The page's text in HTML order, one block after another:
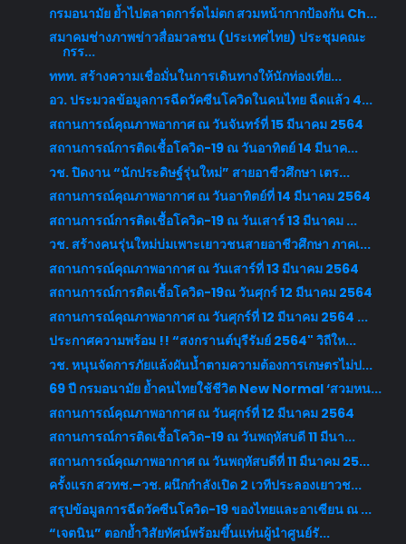
กรมอนามัย ย้ำไปตลาดการ์ดไม่ตก สวมหน้ากากป้องกัน Ch...
สมาคมช่างภาพข่าวสื่อมวลชน (ประเทศไทย) ประชุมคณะ
กรร...
ททท. สร้างความเชื่อมั่นในการเดินทางให้นักท่องเที่ย...
อว. ประมวลข้อมูลการฉีดวัคซีนโควิดในคนไทย ฉีดแล้ว 4...
สถานการณ์คุณภาพอากาศ ณ วันจันทร์ที่ 15 มีนาคม 2564
สถานการณ์การติดเชื้อโควิด-19 ณ วันอาทิตย์ 14 มีนาค...
วช. ปิดงาน “นักประดิษฐ์รุ่นใหม่” สายอาชีวศึกษา เตร...
สถานการณ์คุณภาพอากาศ ณ วันอาทิตย์ที่ 14 มีนาคม 2564
สถานการณ์การติดเชื้อโควิด-19 ณ วันเสาร์ 13 มีนาคม ...
วช. สร้างคนรุ่นใหม่บ่มเพาะเยาวชนสายอาชีวศึกษา ภาคเ...
สถานการณ์คุณภาพอากาศ ณ วันเสาร์ที่ 13 มีนาคม 2564
สถานการณ์การติดเชื้อโควิด-19ณ วันศุกร์ 12 มีนาคม 2564
สถานการณ์คุณภาพอากาศ ณ วันศุกร์ที่ 12 มีนาคม 2564 ...
ประกาศความพร้อม !! “สงกรานต์บุรีรัมย์ 2564" วิถีให...
วช. หนุนจัดการภัยแล้งผันน้ำตามความต้องการเกษตรไม่ป...
69 ปี กรมอนามัย ย้ำคนไทยใช้ชีวิต New Normal ‘สวมหน...
สถานการณ์คุณภาพอากาศ ณ วันศุกร์ที่ 12 มีนาคม 2564
สถานการณ์การติดเชื้อโควิด-19 ณ วันพฤหัสบดี 11 มีนา...
สถานการณ์คุณภาพอากาศ ณ วันพฤหัสบดีที่ 11 มีนาคม 25...
ครั้งแรก สวทช.–วช. ผนึกกำลังเปิด 2 เวทีประลองเยาวช...
สรุปข้อมูลการฉีดวัคซีนโควิด-19 ของไทยและอาเซียน ณ ...
“เจตนิน” ตอกย้ำวิสัยทัศน์พร้อมขึ้นแท่นผู้นำศูนย์รั...